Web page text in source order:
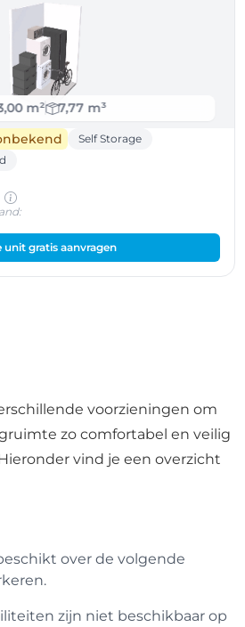
m²
7,77 m³
Self Storage
unit gratis aanvragen
voorzieningen om
zo comfortabel en veilig
vind je een overzicht
over de volgende
zijn niet beschikbaar op